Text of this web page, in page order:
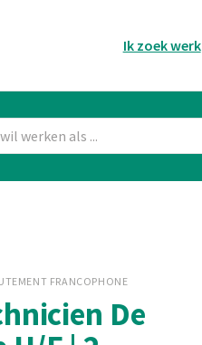
Ik zoek werk
FRANCOPHONE
De